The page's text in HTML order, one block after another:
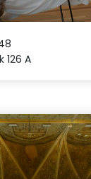
126 A